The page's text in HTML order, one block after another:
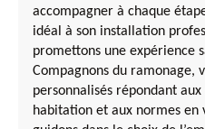
accompagner à chaque
idéal à son installation
promettons une expérience
Compagnons du ramonage,
personnalisés répondant
habitation et aux normes en